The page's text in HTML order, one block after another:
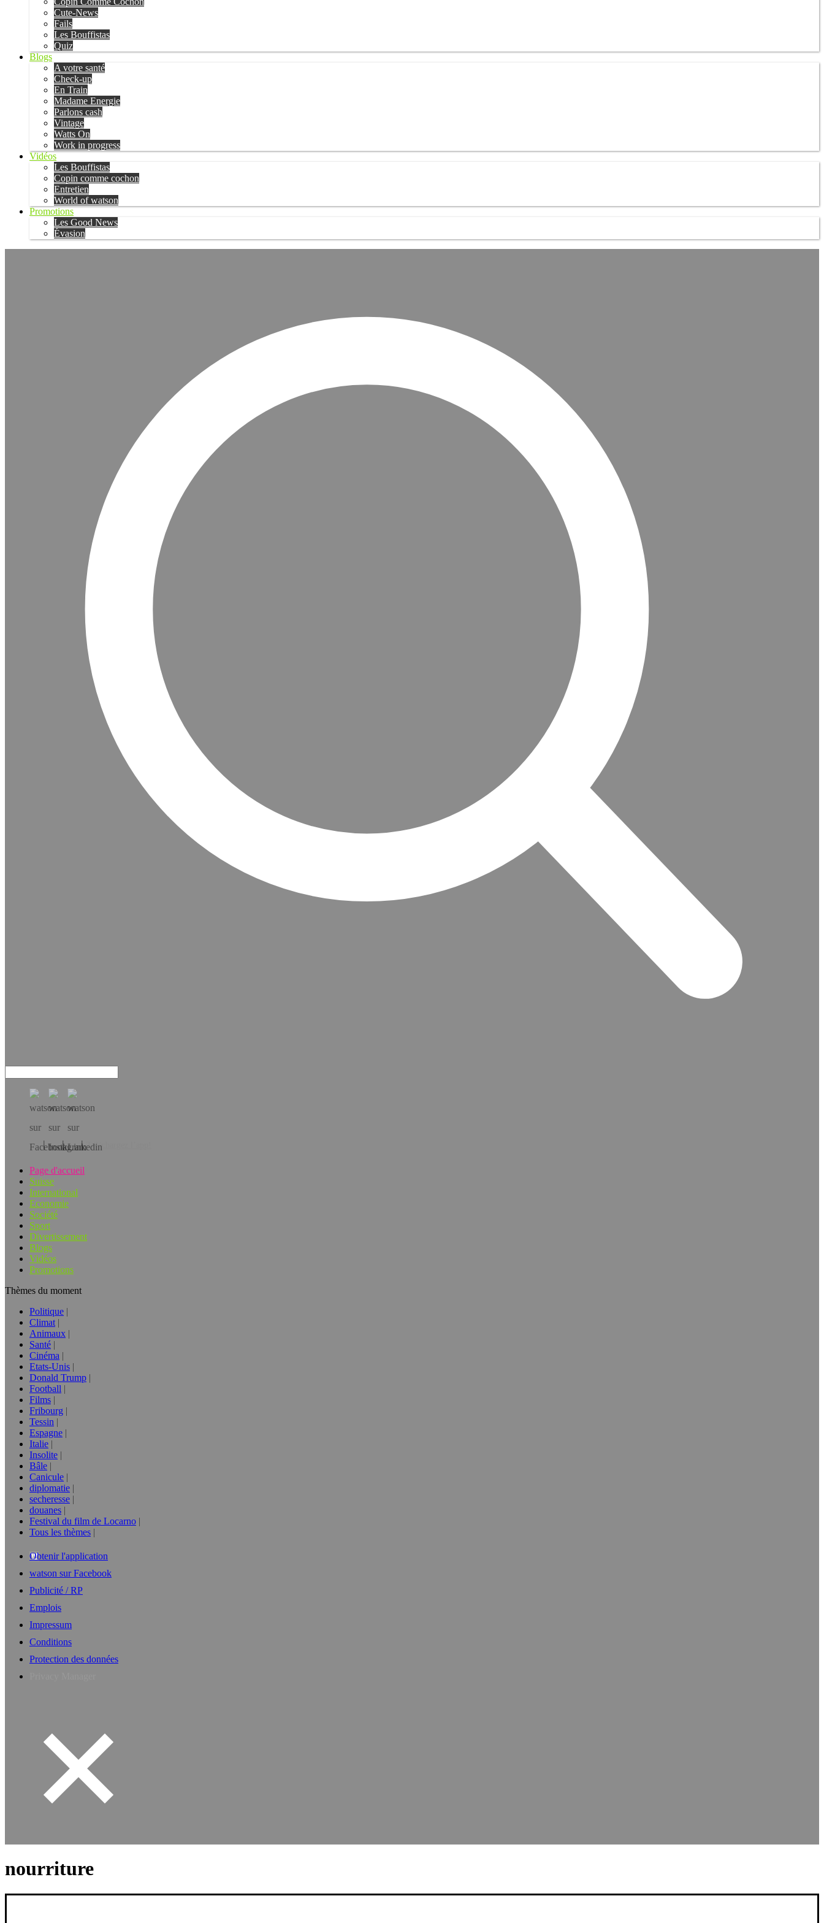
Cute-News
Fails
Les Bouffistas
Quiz
Blogs
A votre santé
Check-up
En Train
Madame Energie
Parlons cash
Vintage
Watts On
Work in progress
Vidéos
Les Bouffistas
Copin comme cochon
Entretien
World of watson
Promotions
Les Good News
Évasion
Téléchargez l’app!
Page d'accueil
Suisse
International
Economie
Société
Sport
Divertissement
Blogs
Vidéos
Promotions
Thèmes du moment
Politique
Climat
Animaux
Santé
Cinéma
Etats-Unis
Donald Trump
Football
Films
Fribourg
Tessin
Espagne
Italie
Insolite
Bâle
Canicule
diplomatie
secheresse
douanes
Festival du film de Locarno
Tous les thèmes
Obtenir l'application
watson sur Facebook
Publicité / RP
Emplois
Impressum
Conditions
Protection des données
nourriture